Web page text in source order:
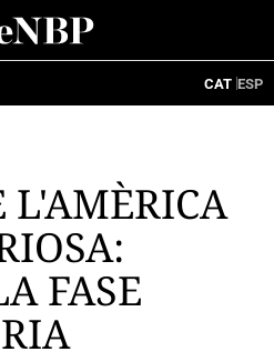
CAT ESP
L'AMÈRICA
FASE